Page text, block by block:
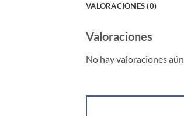
VALORACIONES (0)
Valoraciones
No hay valoraciones aún.